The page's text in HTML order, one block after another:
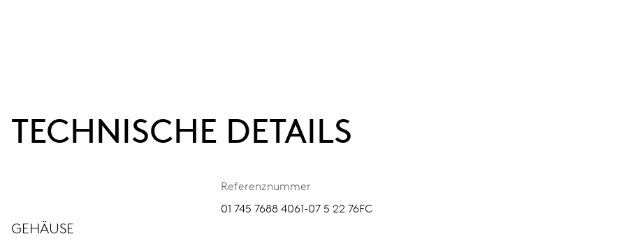
TECHNISCHE DETAILS
Referenznummer
01 745 7688 4061-07 5 22 76FC
GEHÄUSE